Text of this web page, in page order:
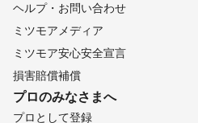
ヘルプ・お問い合わせ
ミツモアメディア
ミツモア安心安全宣言
損害賠償補償
プロのみなさまへ
プロとして登録